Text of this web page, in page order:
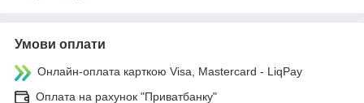
Умови оплати
Онлайн-оплата карткою Visa, Mastercard - LiqPay
Оплата на рахунок "Приватбанку"